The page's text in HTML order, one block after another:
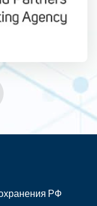
РФ